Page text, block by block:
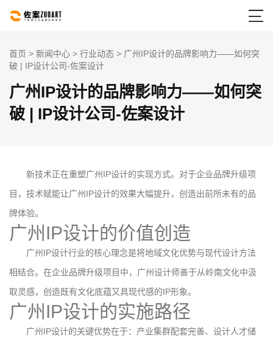

首页 > 新闻中心 > 行业动态 > 广州IP设计的品牌影响力——如何突
破 | IP设计公司-佐案设计
广州IP设计的品牌影响力——如何突
破 | IP设计公司-佐案设计
新技术正在重塑广州IP设计的实现方式。对于企业品牌升级项
目，技术赋能让广州IP设计的效果大幅提升，创造出前所未有的品
牌体验。
广州IP设计的价值创造
广州IP设计行业的核心理念是将地域文化优势与现代设计方法
相结合。在企业品牌升级项目中，广州设计师善于从岭南文化中汲
取灵感，创造既有文化底蕴又具现代感的IP形象。
广州IP设计的实施路径
广州IP设计的关键优势在于：产业集群配套完善、设计人才储